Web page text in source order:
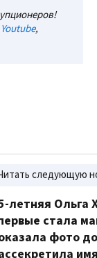
Youtube,
следующую
летняя Ольга
стала
фото